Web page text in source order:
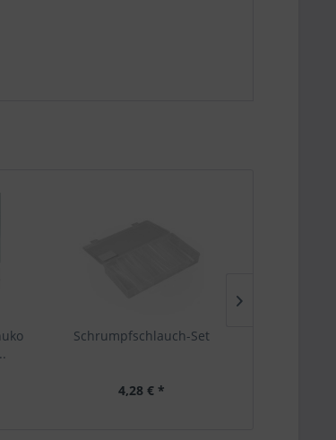
Schrumpfschlauch-Set
4,28 € *